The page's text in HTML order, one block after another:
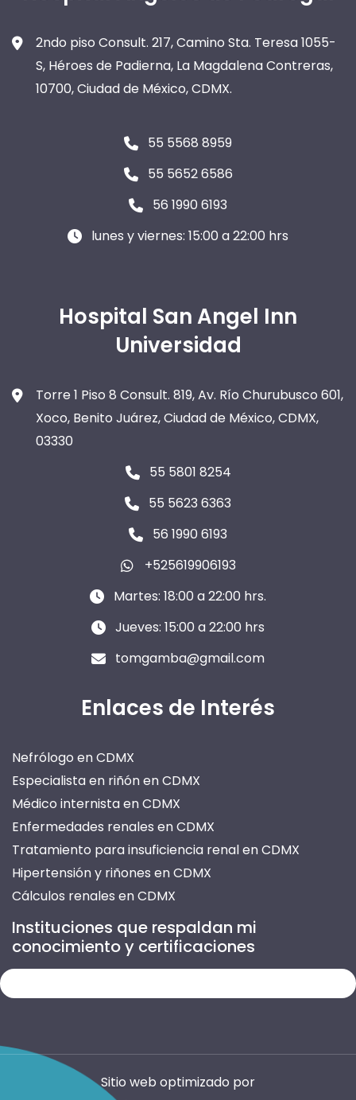
2ndo piso Consult. 217, Camino Sta. Teresa 1055-
S, Héroes de Padierna, La Magdalena Contreras,
10700, Ciudad de México, CDMX.
55 5568 8959
55 5652 6586
56 1990 6193
lunes y viernes: 15:00 a 22:00 hrs
Hospital San Angel Inn
Universidad
Torre 1 Piso 8 Consult. 819, Av. Río Churubusco 601,
Xoco, Benito Juárez, Ciudad de México, CDMX,
03330
55 5801 8254
55 5623 6363
56 1990 6193
+525619906193
Martes: 18:00 a 22:00 hrs.
Jueves: 15:00 a 22:00 hrs
tomgamba@gmail.com
Enlaces de Interés
Nefrólogo en CDMX
Especialista en riñón en CDMX
Médico internista en CDMX
Enfermedades renales en CDMX
Tratamiento para insuficiencia renal en CDMX
Hipertensión y riñones en CDMX
Cálculos renales en CDMX
Prevención de enfermedades renales en CDMX
Atención para insuficiencia renal en CDMX
Tratamiento de nefritis en CDMX
Médico especialista en riñones en CDMX
Evaluación de función renal en CDMX
Instituciones que respaldan mi
conocimiento y certificaciones
Sitio web optimizado por